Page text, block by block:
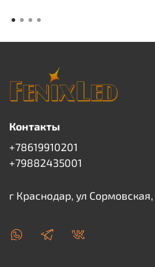
Контакты
+78619910201
+79882435001
г Краснодар, ул